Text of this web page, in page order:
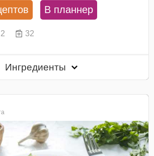
В планнер
2 32
Ингредиенты